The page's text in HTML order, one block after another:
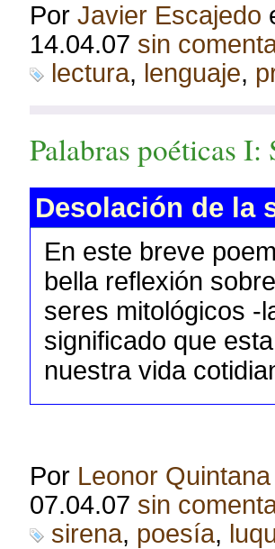
Por Javier Escajedo
14.04.07 sin
lectura, lenguaje,
Palabras poéticas I:
Desolación de la
En este breve
bella reflexión
seres mitológicos -
significado que
nuestra vida
Por Leonor Quintana
07.04.07 sin
sirena, poesía,